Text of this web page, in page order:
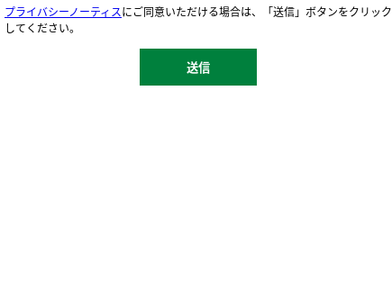
プライバシーノーティスにご同意いただける場合は、「送信」ボタンをクリック
してください。